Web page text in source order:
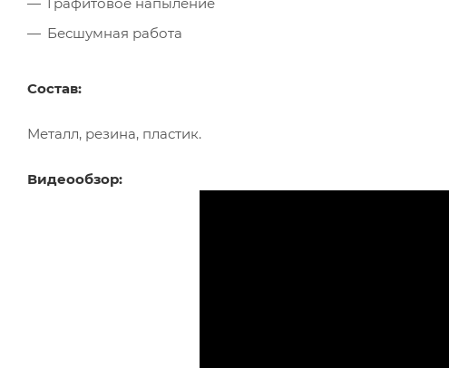
Бесшумная работа
Состав:
Металл, резина, пластик.
Видеообзор: